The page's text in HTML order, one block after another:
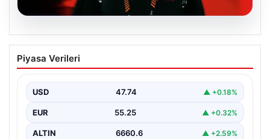
07.08.2026
Manchester United resmen duyurdu!
Altay Bayındır’ın yeni adresi belli oldu
Piyasa Verileri
USD 47.74 ▲ +0.18%
EUR 55.25 ▲ +0.32%
ALTIN 6660.6 ▲ +2.59%